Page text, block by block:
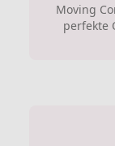
Moving
perfekte